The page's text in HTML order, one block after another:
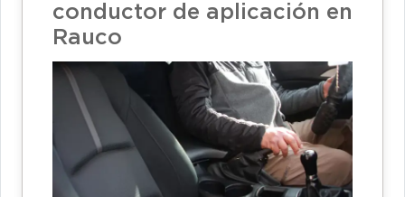
conductor de aplicación en
Rauco